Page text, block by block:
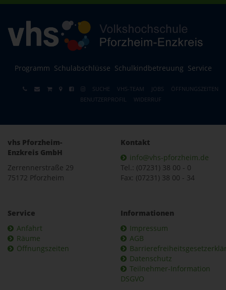
Programm Schulabschlüsse Schulkindbetreuung Service
SUCHE VHS-TEAM JOBS
ÖFFNUNGSZEITEN
BENUTZERPROFIL
WIDERRUF
vhs Pforzheim-
Enzkreis GmbH
Zerrennerstraße 29
75172 Pforzheim
Kontakt
info@vhs-pforzheim.de
Tel.: (07231) 38 00 - 0
Fax: (07231) 38 00 - 34
Service
Anfahrt
Räume
Öffnungszeiten
Informationen
Impressum
AGB
Datenschutz
Teilnehmer-Information
DSGVO